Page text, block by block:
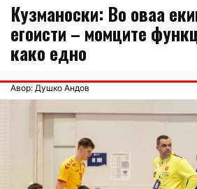
Кузманоски: Во оваа
егоисти – момците
како едно
Авор: Душко Андов